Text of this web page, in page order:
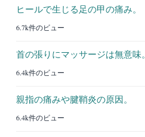
ヒールで生じる足の甲の痛み。
6.7k件のビュー
首の張りにマッサージは無意味。
6.4k件のビュー
親指の痛みや腱鞘炎の原因。
6.4k件のビュー